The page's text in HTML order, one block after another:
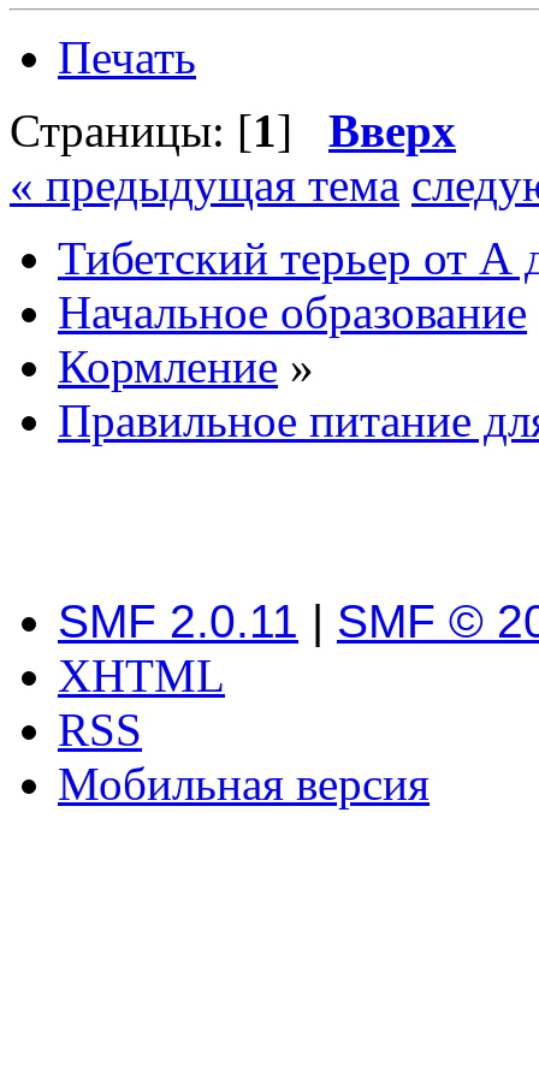
Печать
Страницы: [1] Вверх
« предыдущая тема
Тибетский терьер от А
Начальное образование
Кормление »
Правильное питание
SMF 2.0.11 | SMF ©
XHTML
RSS
Мобильная версия